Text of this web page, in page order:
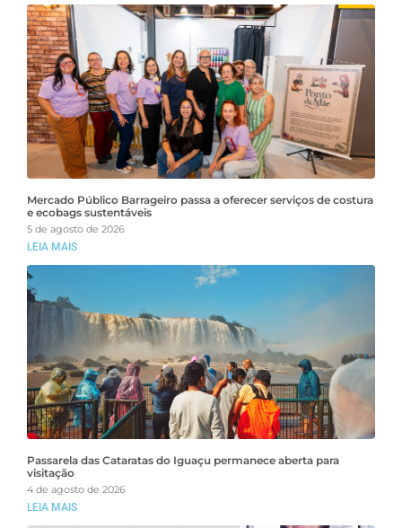
Mercado Público Barrageiro passa a oferecer serviços de costura
e ecobags sustentáveis
5 de agosto de 2026
LEIA MAIS
Passarela das Cataratas do Iguaçu permanece aberta para
visitação
4 de agosto de 2026
LEIA MAIS